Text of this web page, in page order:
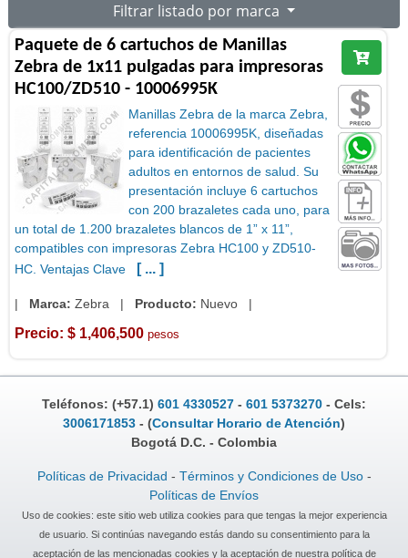
Filtrar listado por marca
Paquete de 6 cartuchos de Manillas
Zebra de 1x11 pulgadas para impresoras
HC100/ZD510 - 10006995K
Manillas Zebra de la marca Zebra,
referencia 10006995K, diseñadas
para identificación de pacientes
adultos en entornos de salud. Su
presentación incluye 6 cartuchos
con 200 brazaletes cada uno, para
un total de 1.200 brazaletes blancos de 1” x 11”,
compatibles con impresoras Zebra HC100 y ZD510-
HC. Ventajas Clave
[ ... ]
| Marca: Zebra | Producto: Nuevo |
Precio: $ 1,406,500 pesos
Teléfonos: (+57.1) 601 4330527 - 601 5373270 - Cels:
3006171853 - (Consultar Horario de Atención)
Bogotá D.C. - Colombia
Políticas de Privacidad - Términos y Condiciones de Uso-
Políticas de Envíos
Uso de cookies: este sitio web utiliza cookies para que tengas la mejor experiencia
de usuario. Si continúas navegando estás dando su consentimiento para la
aceptación de las mencionadas cookies y la aceptación de nuestra política de